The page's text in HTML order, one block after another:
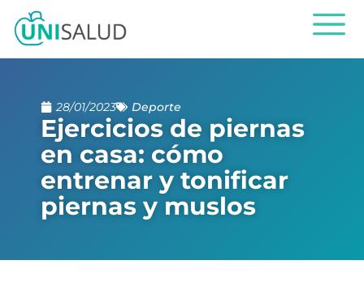
28/01/2023 Deporte
Ejercicios de piernas
en casa: cómo
entrenar y tonificar
piernas y muslos